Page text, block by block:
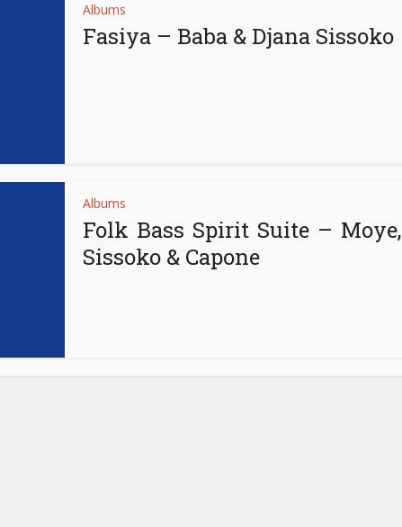
Albums
Fasiya – Baba & Djana Sissoko
Albums
Folk Bass Spirit Suite – Moye,
Sissoko & Capone